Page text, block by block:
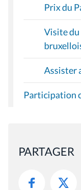
Prix du
Visite
Assister
Participation
PARTAGER